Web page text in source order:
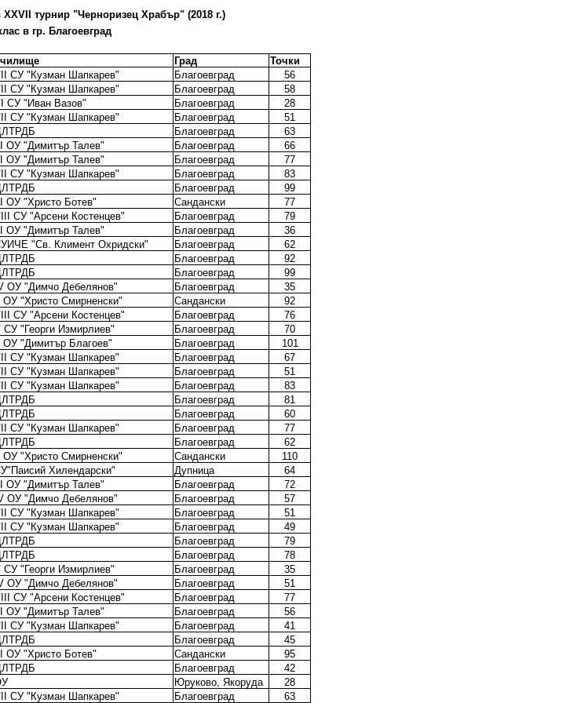
XХVII турнир "Черноризец Храбър" (2018 г.)
в гр. Благоевград
Град
Точки
СУ "Кузман Шапкарев" Благоевград
56
СУ "Кузман Шапкарев" Благоевград
58
СУ "Иван Вазов" Благоевград
28
СУ "Кузман Шапкарев" Благоевград
51
Благоевград
63
III ОУ "Димитър Талев" Благоевград
66
III ОУ "Димитър Талев" Благоевград
77
СУ "Кузман Шапкарев" Благоевград
83
Благоевград
99
III ОУ "Христо Ботев" Сандански
77
СУ "Арсени Костенцев" Благоевград
79
III ОУ "Димитър Талев" Благоевград
36
"Св. Климент Охридски" Благоевград
62
Благоевград
92
Благоевград
99
ОУ "Димчо Дебелянов" Благоевград
35
II ОУ "Христо Смирненски" Сандански
92
СУ "Арсени Костенцев" Благоевград
76
СУ "Георги Измирлиев" Благоевград
70
II ОУ "Димитър Благоев" Благоевград
101
СУ "Кузман Шапкарев" Благоевград
67
СУ "Кузман Шапкарев" Благоевград
51
СУ "Кузман Шапкарев" Благоевград
83
Благоевград
81
Благоевград
60
СУ "Кузман Шапкарев" Благоевград
77
Благоевград
62
II ОУ "Христо Смирненски" Сандански
110
Хилендарски" Дупница
64
III ОУ "Димитър Талев" Благоевград
72
ОУ "Димчо Дебелянов" Благоевград
57
СУ "Кузман Шапкарев" Благоевград
51
СУ "Кузман Шапкарев" Благоевград
49
Благоевград
79
Благоевград
78
СУ "Георги Измирлиев" Благоевград
35
ОУ "Димчо Дебелянов" Благоевград
51
СУ "Арсени Костенцев" Благоевград
77
III ОУ "Димитър Талев" Благоевград
56
СУ "Кузман Шапкарев" Благоевград
41
Благоевград
45
III ОУ "Христо Ботев" Сандански
95
Благоевград
42
Юруково, Якоруда
28
СУ "Кузман Шапкарев" Благоевград 63